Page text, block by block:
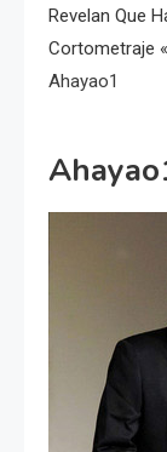
Revelan Que
Cortometraje
Ahayao1